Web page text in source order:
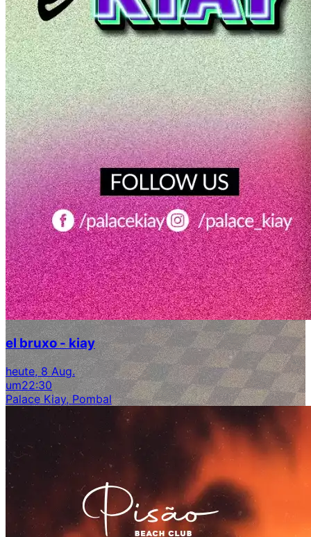
el bruxo - kiay
heute, 8 Aug.
um22:30
Palace Kiay, Pombal